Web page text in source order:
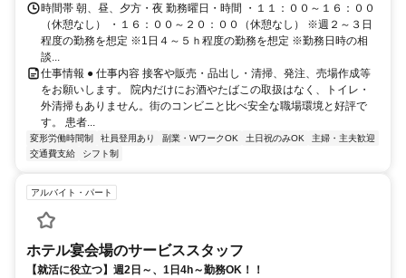
時間帯 朝、昼、夕方・夜 勤務曜日・時間 ・１１：００～１６：００
（休憩なし） ・１６：００～２０：００（休憩なし） ※週２～３日
程度の勤務を想定 ※1日４～５ｈ程度の勤務を想定 ※勤務日時の相
談...
仕事情報 ● 仕事内容 接客や販売・品出し・清掃、発注、売場作成等
をお願いします。 院内だけにお酒やたばこの取扱はなく、トイレ・
外清掃もありません。街のコンビニと比べ安全な職場環境と好評で
す。 患者...
変形労働時間制 社員登用あり 副業・WワークOK 土日祝のみOK
主婦・主夫歓迎
交通費支給
シフト制
アルバイト・パート
ホテル宴会場のサービススタッフ
【就活に役立つ】週2日～、1日4h～勤務OK！！